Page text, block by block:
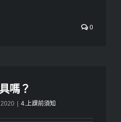
0
嗎？
4.上課前須知